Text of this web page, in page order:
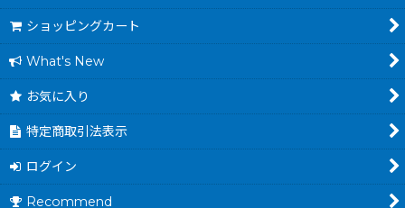
ショッピングカート
What's New
お気に入り
特定商取引法表示
ログイン
Recommend